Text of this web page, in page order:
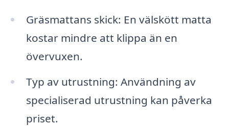
Gräsmattans skick: En välskött matta
kostar mindre att klippa än en
övervuxen.
Typ av utrustning: Användning av
specialiserad utrustning kan påverka
priset.